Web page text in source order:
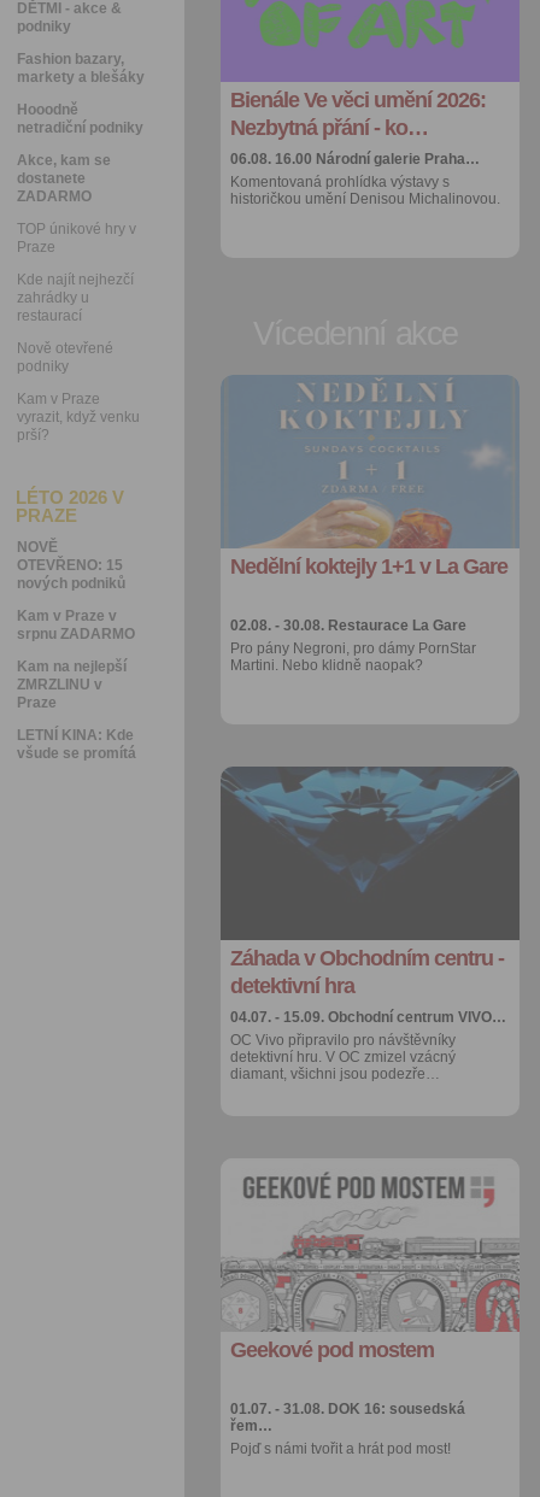
DĚTMI - akce &
podniky
Fashion bazary,
markety a blešáky
Hooodně
netradiční podniky
Akce, kam se
dostanete
ZADARMO
TOP únikové hry v
Praze
Kde najít nejhezčí
zahrádky u
restaurací
Nově otevřené
podniky
Kam v Praze
vyrazit, když venku
prší?
LÉTO 2026 V
PRAZE
NOVĚ
OTEVŘENO: 15
nových podniků
Kam v Praze v
srpnu ZADARMO
Kam na nejlepší
ZMRZLINU v
Praze
LETNÍ KINA: Kde
všude se promítá
Bienále Ve věci umění 2026:
Nezbytná přání - ko…
06.08. 16.00 Národní galerie Praha…
Komentovaná prohlídka výstavy s
historičkou umění Denisou Michalinovou.
Facebook
export do
Více výhod pro
přihlášené
Nedělní koktejly 1+1 v La Gare
02.08. - 30.08. Restaurace La Gare
Pro pány Negroni, pro dámy PornStar
Martini. Nebo klidně naopak?
Přidat do
oblíbených
Sdílet:
Facebook
export do
kalendáře
Více výhod pro
Záhada v Obchodním centru -
detektivní hra
04.07. - 15.09. Obchodní centrum VIVO…
OC Vivo připravilo pro návštěvníky
detektivní hru. V OC zmizel vzácný
diamant, všichni jsou podezře…
Přidat do
oblíbených
Facebook
Více výhod pro
přihlášené
Geekové pod mostem
01.07. - 31.08. DOK 16: sousedská
řem…
Pojď s námi tvořit a hrát pod most!
Přidat do
oblíbených
Sdílet:
Facebook
export do
kalendáře
Více výhod pro